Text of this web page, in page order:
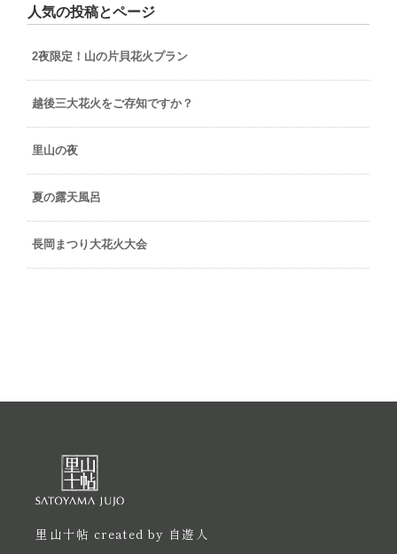
人気の投稿とページ
2夜限定！山の片貝花火プラン
越後三大花火をご存知ですか？
里山の夜
夏の露天風呂
長岡まつり大花火大会
里山十帖 created by 自遊人